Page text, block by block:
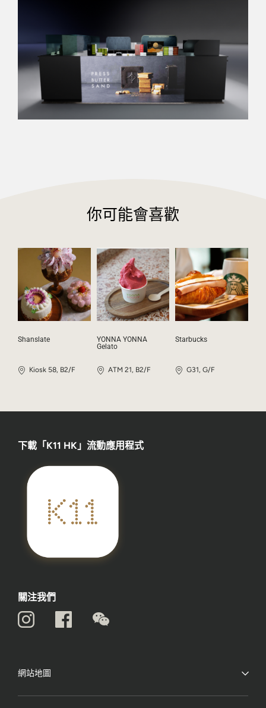
你可能會喜歡
Shanslate
Kiosk 58, B2/F
YONNA YONNA
Gelato
ATM 21, B2/F
Starbucks
G31, G/F
下載「K11 HK」流動應用程式
關注我們
網站地圖